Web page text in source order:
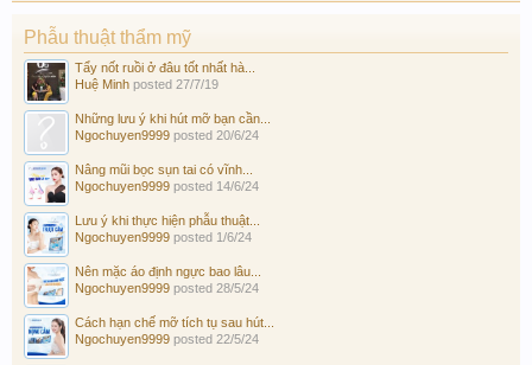
Phẫu thuật thẩm mỹ
Tẩy nốt ruồi ở đâu tốt nhất hà...
Huệ Minh posted 27/7/19
Những lưu ý khi hút mỡ bạn cần...
Ngochuyen9999 posted 20/6/24
Nâng mũi bọc sụn tai có vĩnh...
Ngochuyen9999 posted 14/6/24
Lưu ý khi thực hiện phẫu thuật...
Ngochuyen9999 posted 1/6/24
Nên mặc áo định ngực bao lâu...
Ngochuyen9999 posted 28/5/24
Cách hạn chế mỡ tích tụ sau hút...
Ngochuyen9999 posted 22/5/24